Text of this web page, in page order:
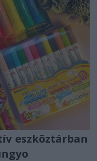
eszköztárban